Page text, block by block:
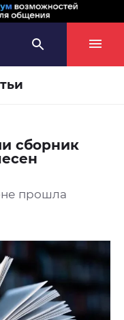
сборник
прошла